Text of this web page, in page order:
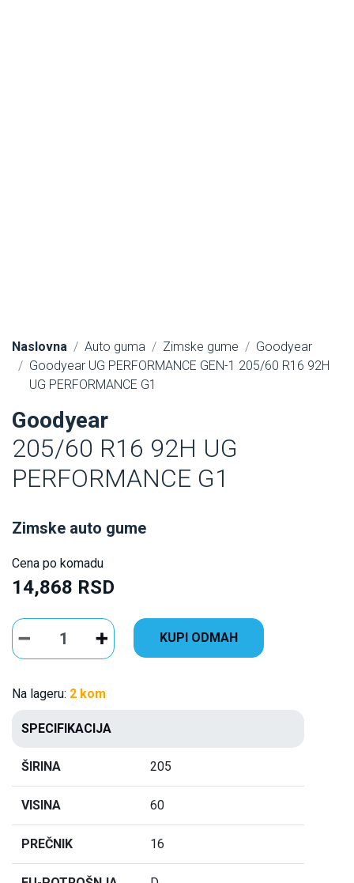
Naslovna Auto guma Zimske gume
Goodyear
Goodyear UG PERFORMANCE GEN-1 205/60 R16 92H
UG PERFORMANCE G1
Goodyear
205/60 R16 92H UG
PERFORMANCE G1
Zimske auto gume
Cena po komadu
14,868 RSD
KUPI ODMAH
Na lageru: 2 kom
SPECIFIKACIJA
ŠIRINA 205
VISINA 60
PREČNIK 16